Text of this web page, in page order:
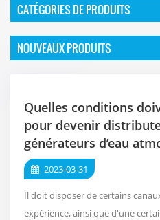
CATÉGORIES DE PRODUITS
NOUVEAUX PRODUITS
Quelles conditions
pour devenir
générateurs d’eau
2023-03-31
Il doit disposer de certains
expérience, ainsi que d'une